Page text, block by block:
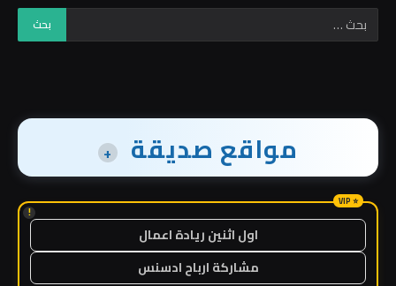
مواقع صديقة +
!
اول اثنين ريادة اعمال
مشاركة ارباح ادسنس